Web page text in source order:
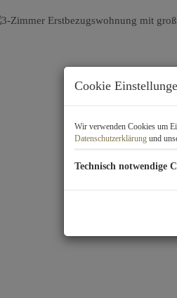
Cookie
Wir verwenden Cookies um
Datenschutzerklärung und
Technisch notwendige